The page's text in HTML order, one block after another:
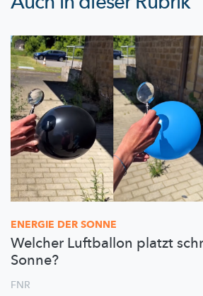
ENERGIE DER SONNE
Welcher Luftballon platzt
Sonne?
FNR